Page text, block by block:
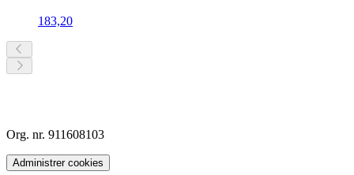
183,20
Org. nr. 911608103
Administrer cookies